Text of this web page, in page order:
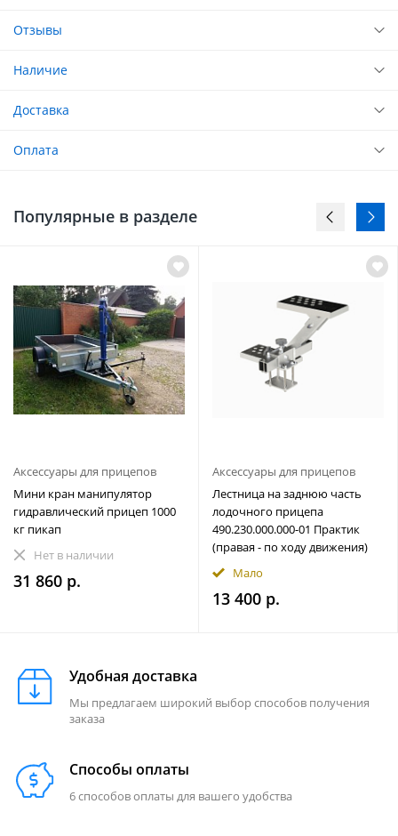
Отзывы
Наличие
Доставка
Оплата
Популярные в разделе
Аксессуары для прицепов
Мини кран манипулятор
гидравлический прицеп 1000
кг пикап
Нет в наличии
31 860 р.
Аксессуары для прицепов
Лестница на заднюю часть
лодочного прицепа
490.230.000.000-01 Практик
(правая - по ходу движения)
Мало
13 400 р.
Удобная доставка
Мы предлагаем широкий выбор способов получения
заказа
Способы оплаты
6 способов оплаты для вашего удобства